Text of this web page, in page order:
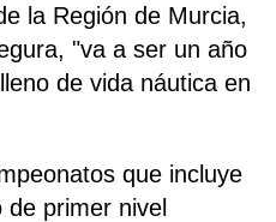
la Región de Murcia,
"va a ser un año
de vida náutica en
que incluye
primer nivel